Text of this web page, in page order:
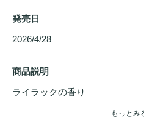
発売日
2026/4/28
商品説明
ライラックの香り
もっとみ